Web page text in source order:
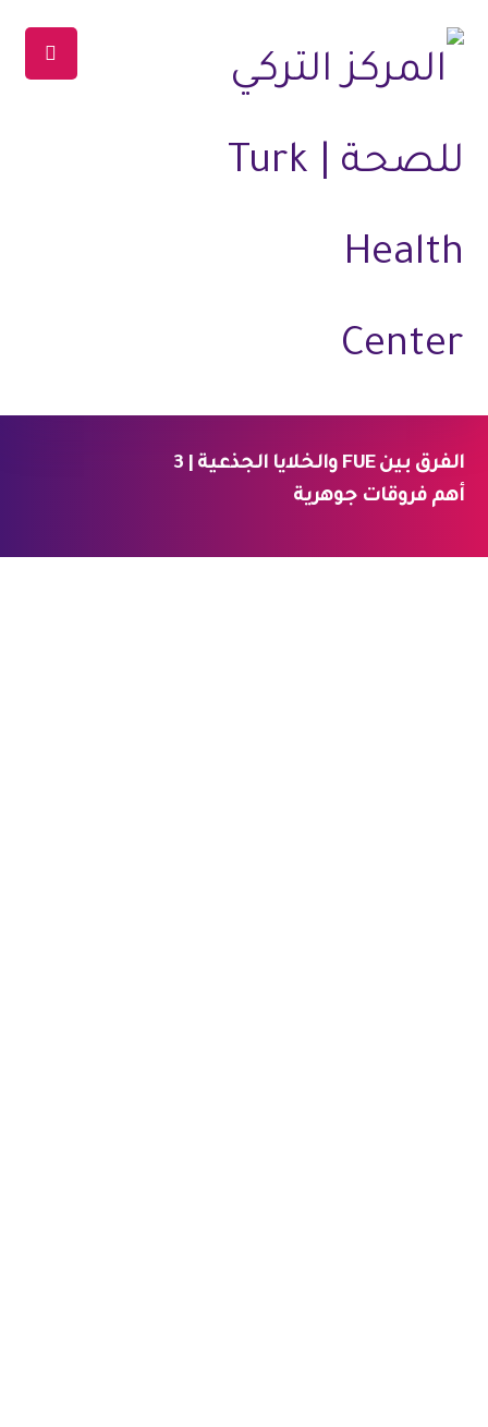
الرئيسية المدونة العلاجات علاج الشعر
الفرق بين FUE والخلايا الجذعية | 3
أهم فروقات جوهرية